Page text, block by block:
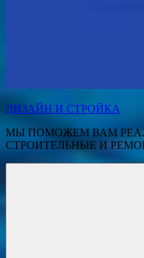
ДИЗАЙН И СТРОЙКА
МЫ ПОМОЖЕМ ВАМ
СТРОИТЕЛЬНЫЕ И